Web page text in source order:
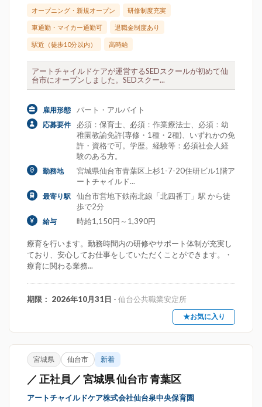
オープニング・新規オープン 研修制度充実
車通勤・マイカー通勤可 退職金制度あり
駅近（徒歩10分以内） 高時給
アートチャイルドケアが運営するSEDスクールが初めて仙
台市にオープンしました。SEDスクー...
雇用形態 パート・アルバイト
応募要件
必須：保育士、必須：作業療法士、必須：幼
稚園教諭免許(専修・1種・2種)、いずれかの免
許・資格で可。学歴。経験等：必須社会人経
験のある方。
勤務地
宮城県仙台市青葉区上杉1-7-20住研ビル1階ア
ートチャイルド...
最寄り駅
仙台市営地下鉄南北線「北四番丁」駅 から徒
歩で2分
給与 時給1,150円～1,390円
療育を行います。勤務時間内の研修やサポート体制が充実し
ており、安心してお仕事をしていただくことができます。・
療育に関わる業務...
期限： 2026年10月31日 - 仙台公共職業安定所
★お気に入り
宮城県 仙台市 新着
／ 正社員／ 宮城県 仙台市 青葉区
アートチャイルドケア株式会社仙台泉中央保育園